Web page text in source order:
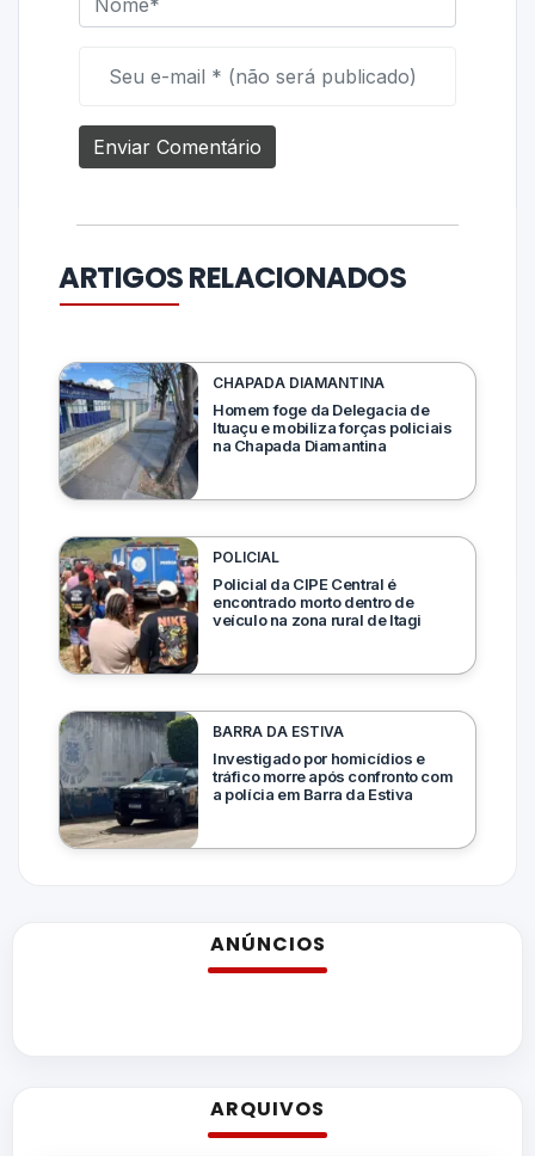
ARTIGOS RELACIONADOS
CHAPADA DIAMANTINA
Homem foge da Delegacia de
Ituaçu e mobiliza forças policiais
na Chapada Diamantina
POLICIAL
Policial da CIPE Central é
encontrado morto dentro de
veículo na zona rural de Itagi
BARRA DA ESTIVA
Investigado por homicídios e
tráfico morre após confronto com
a polícia em Barra da Estiva
ANÚNCIOS
ARQUIVOS